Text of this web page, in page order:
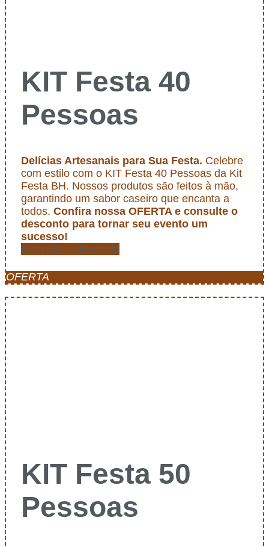
KIT Festa 40
Pessoas
Delícias Artesanais para Sua Festa. Celebre
com estilo com o KIT Festa 40 Pessoas da Kit
Festa BH. Nossos produtos são feitos à mão,
garantindo um sabor caseiro que encanta a
todos. Confira nossa OFERTA e consulte o
desconto para tornar seu evento um
sucesso!
Consulte o desconto
OFERTA
KIT Festa 50
Pessoas